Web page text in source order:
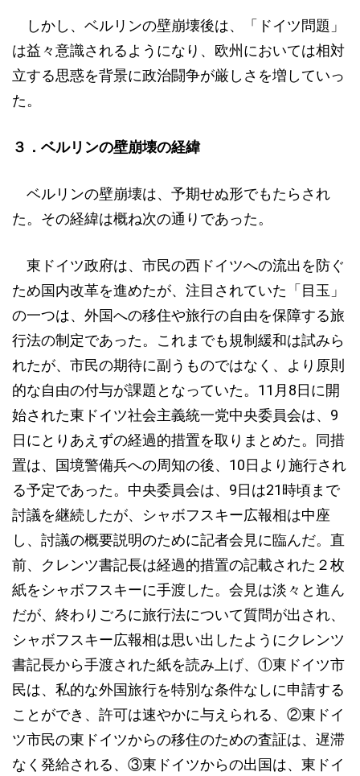
しかし、ベルリンの壁崩壊後は、「ドイツ問題」
は益々意識されるようになり、欧州においては相対
立する思惑を背景に政治闘争が厳しさを増していっ
た。
３．ベルリンの壁崩壊の経緯
ベルリンの壁崩壊は、予期せぬ形でもたらされ
た。その経緯は概ね次の通りであった。
東ドイツ政府は、市民の西ドイツへの流出を防ぐ
ため国内改革を進めたが、注目されていた「目玉」
の一つは、外国への移住や旅行の自由を保障する旅
行法の制定であった。これまでも規制緩和は試みら
れたが、市民の期待に副うものではなく、より原則
的な自由の付与が課題となっていた。11月8日に開
始された東ドイツ社会主義統一党中央委員会は、9
日にとりあえずの経過的措置を取りまとめた。同措
置は、国境警備兵への周知の後、10日より施行され
る予定であった。中央委員会は、9日は21時頃まで
討議を継続したが、シャボフスキー広報相は中座
し、討議の概要説明のために記者会見に臨んだ。直
前、クレンツ書記長は経過的措置の記載された２枚
紙をシャボフスキーに手渡した。会見は淡々と進ん
だが、終わりごろに旅行法について質問が出され、
シャボフスキー広報相は思い出したようにクレンツ
書記長から手渡された紙を読み上げ、①東ドイツ市
民は、私的な外国旅行を特別な条件なしに申請する
ことができ、許可は速やかに与えられる、②東ドイ
ツ市民の東ドイツからの移住のための査証は、遅滞
なく発給される、③東ドイツからの出国は、東ドイ